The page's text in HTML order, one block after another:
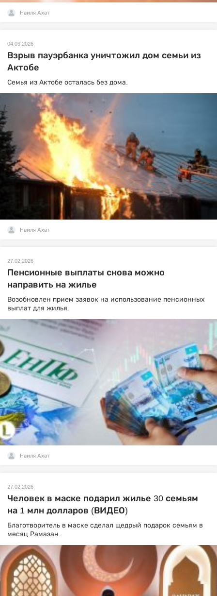
Наиля Ахат
04.03.2026
Взрыв пауэрбанка уничтожил дом семьи из
Актобе
Семья из Актобе осталась без дома.
Наиля Ахат
27.02.2026
Пенсионные выплаты снова можно
направить на жилье
Возобновлен прием заявок на использование пенсионных
выплат для жилья.
Наиля Ахат
27.02.2026
Человек в маске подарил жилье 30 семьям
на 1 млн долларов (ВИДЕО)
Благотворитель в маске сделал щедрый подарок семьям в
месяц Рамазан.